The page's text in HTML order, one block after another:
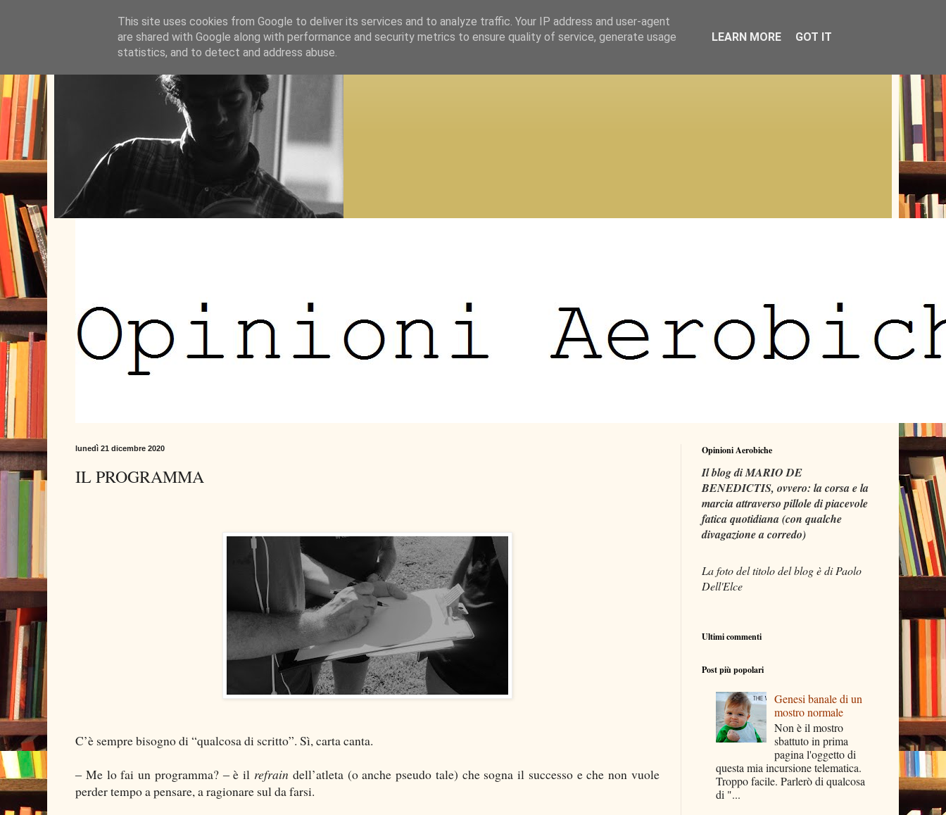
lunedì 21 dicembre 2020
IL PROGRAMMA
C’è sempre bisogno di “qualcosa di scritto”. Sì, carta canta.
‒ Me lo fai un programma? ‒ è il refrain dell’atleta (o anche pseudo tale) che sogna il successo e che non vuole
perder tempo a pensare, a ragionare sul da farsi.
Opinioni Aerobiche
Il blog di MARIO DE
BENEDICTIS, ovvero: la corsa e la
marcia attraverso pillole di piacevole
fatica quotidiana (con qualche
divagazione a corredo)
La foto del titolo del blog è di Paolo
Dell'Elce
Ultimi commenti
Post più popolari
Genesi banale di un
mostro normale
Non è il mostro
sbattuto in prima
pagina l'oggetto di
questa mia incursione telematica.
Troppo facile. Parlerò di qualcosa
di "...
This site uses cookies from Google to deliver its services and to analyze traffic. Your IP address and user-agent
are shared with Google along with performance and security metrics to ensure quality of service, generate usage
statistics, and to detect and address abuse.
LEARN MORE GOT IT